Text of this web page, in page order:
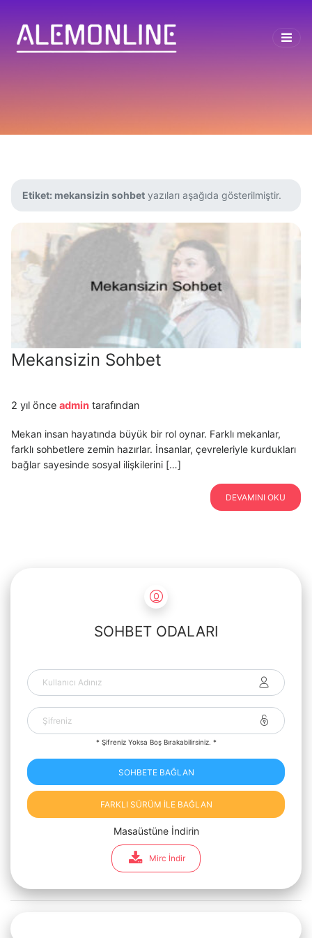
Etiket: mekansizin sohbet yazıları aşağıda gösterilmiştir.
Mekansizin Sohbet
2 yıl önce admin tarafından
Mekan insan hayatında büyük bir rol oynar. Farklı mekanlar,
farklı sohbetlere zemin hazırlar. İnsanlar, çevreleriyle kurdukları
bağlar sayesinde sosyal ilişkilerini […]
DEVAMINI OKU
SOHBET ODALARI
* Şifreniz Yoksa Boş Bırakabilirsiniz. *
SOHBETE BAĞLAN
FARKLI SÜRÜM İLE BAĞLAN
Masaüstüne İndirin
Mirc İndir